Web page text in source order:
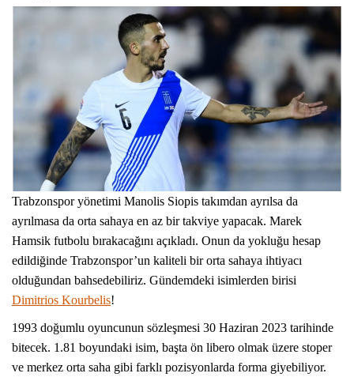
Trabzonspor yönetimi Manolis Siopis takımdan ayrılsa da
ayrılmasa da orta sahaya en az bir takviye yapacak. Marek
Hamsik futbolu bırakacağını açıkladı. Onun da yokluğu hesap
edildiğinde Trabzonspor’un kaliteli bir orta sahaya ihtiyacı
olduğundan bahsedebiliriz. Gündemdeki isimlerden birisi
Dimitrios Kourbelis!
1993 doğumlu oyuncunun sözleşmesi 30 Haziran 2023 tarihinde
bitecek. 1.81 boyundaki isim, başta ön libero olmak üzere stoper
ve merkez orta saha gibi farklı pozisyonlarda forma giyebiliyor.